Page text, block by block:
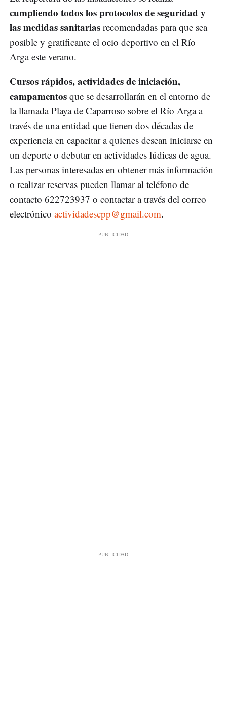
cumpliendo todos los protocolos de seguridad y
las medidas sanitarias recomendadas para que sea
posible y gratificante el ocio deportivo en el Río
Arga este verano.
Cursos rápidos, actividades de iniciación,
campamentos que se desarrollarán en el entorno de
la llamada Playa de Caparroso sobre el Río Arga a
través de una entidad que tienen dos décadas de
experiencia en capacitar a quienes desean iniciarse en
un deporte o debutar en actividades lúdicas de agua.
Las personas interesadas en obtener más información
o realizar reservas pueden llamar al teléfono de
contacto 622723937 o contactar a través del correo
electrónico actividadescpp@gmail.com.